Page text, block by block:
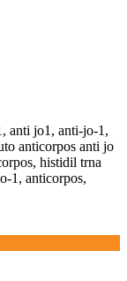
anti jo1, anti-jo-1,
anticorpos anti jo
histidil trna
1, anticorpos,